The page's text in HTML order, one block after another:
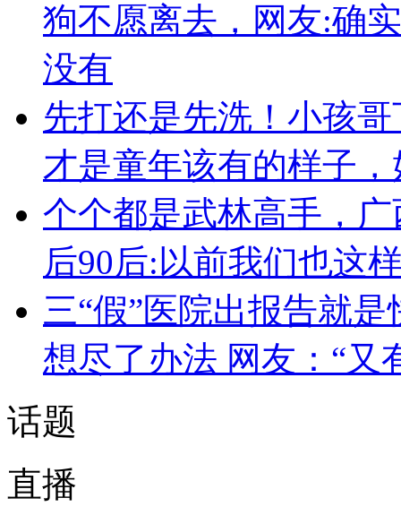
狗不愿离去，网友:确
没有
先打还是先洗！小孩
才是童年该有的样子
个个都是武林高手，
后90后:以前我们也这
三“假”医院出报告就
想尽了办法 网友：“又
话题
直播